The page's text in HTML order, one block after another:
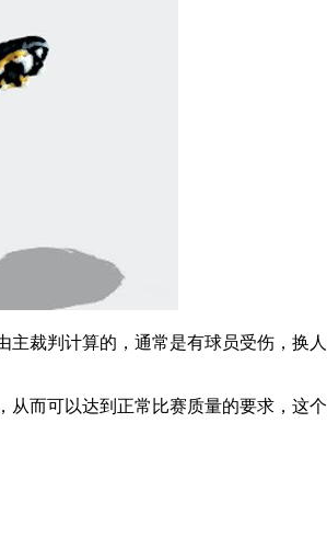
裁判计算的，通常是有球员受伤，
而可以达到正常比赛质量的要求，